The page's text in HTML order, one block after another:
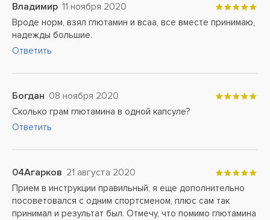
Владимир 11 ноября 2020
Вроде норм, взял глютамин и всаа, все вместе принимаю,
надежды большие.
Ответить
Богдан 08 ноября 2020
Сколько грам глютамина в одной капсуле?
Ответить
04Агарков 21 августа 2020
Прием в инструкции правильный, я еще дополнительно
посоветовался с одним спортсменом, плюс сам так
принимал и результат был. Отмечу, что помимо глютамина